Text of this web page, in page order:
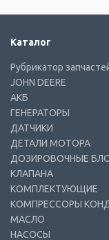
Каталог
Рубрикатор
JOHN DEERE
АКБ
ГЕНЕРАТОРЫ
ДАТЧИКИ
ДЕТАЛИ МОТОРА
ДОЗИРОВОЧНЫЕ
КЛАПАНА
КОМПЛЕКТУЮЩИЕ
КОМПРЕССОРЫ
МАСЛО
НАСОСЫ